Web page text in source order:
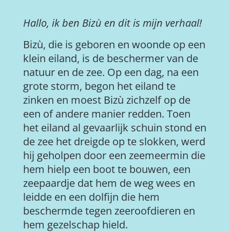
Hallo, ik ben Bizù en dit is mijn verhaal!
Bizù, die is geboren en woonde op een
klein eiland, is de beschermer van de
natuur en de zee. Op een dag, na een
grote storm, begon het eiland te
zinken en moest Bizù zichzelf op de
een of andere manier redden. Toen
het eiland al gevaarlijk schuin stond en
de zee het dreigde op te slokken, werd
hij geholpen door een zeemeermin die
hem hielp een boot te bouwen, een
zeepaardje dat hem de weg wees en
leidde en een dolfijn die hem
beschermde tegen zeeroofdieren en
hem gezelschap hield.